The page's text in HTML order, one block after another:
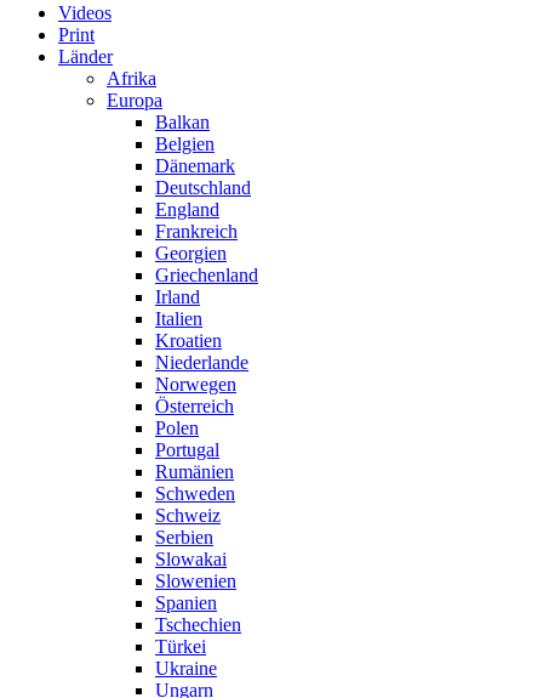
Videos
Print
Länder
Afrika
Europa
Balkan
Belgien
Dänemark
Deutschland
England
Frankreich
Georgien
Griechenland
Irland
Italien
Kroatien
Niederlande
Norwegen
Österreich
Polen
Portugal
Rumänien
Schweden
Schweiz
Serbien
Slowakai
Slowenien
Spanien
Tschechien
Türkei
Ukraine
Ungarn